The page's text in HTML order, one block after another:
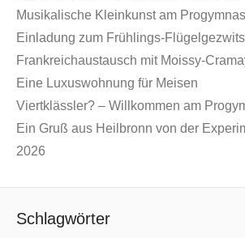
Musikalische Kleinkunst am
Einladung zum Frühlings-
Frankreichaustausch mit Moissy-
Eine Luxuswohnung für Meisen
Viertklässler? – Willkommen am
Ein Gruß aus Heilbronn von der
2026
Schlagwörter